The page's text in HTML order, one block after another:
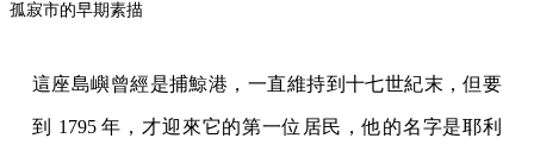
孤寂市的早期素描
這座島嶼曾經是捕鯨港，一直維持到十七世紀末，但要
到 1795 年，才迎來它的第一位居民，他的名字是耶利